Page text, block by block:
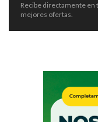
Recibe directamente en
mejores ofertas.